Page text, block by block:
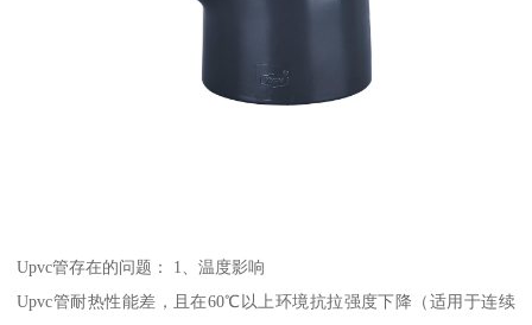
Upvc管存在的问题： 1、温度影响
Upvc管耐热性能差，且在60℃以上环境抗拉强度下降（适用于连续